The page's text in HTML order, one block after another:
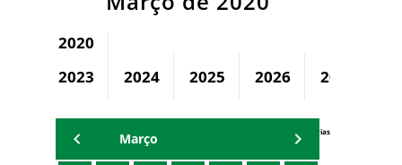
2020
2023
2024 2025 2026 2027
Agenda Secretárias
Março